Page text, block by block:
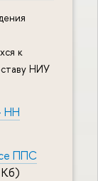
к
НИУ
НН
ППС
Кб)